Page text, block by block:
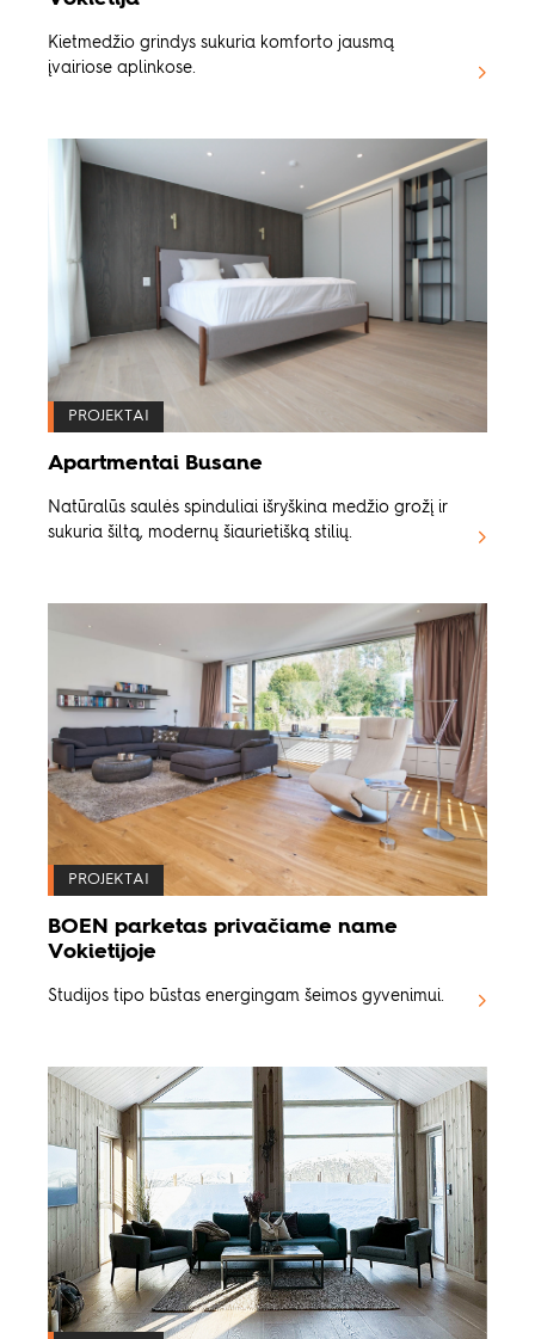
Kietmedžio grindys sukuria komforto jausmą
įvairiose aplinkose.
PROJEKTAI
Apartmentai Busane
Natūralūs saulės spinduliai išryškina medžio grožį ir
sukuria šiltą, modernų šiaurietišką stilių.
PROJEKTAI
BOEN parketas privačiame name
Vokietijoje
Studijos tipo būstas energingam šeimos gyvenimui.